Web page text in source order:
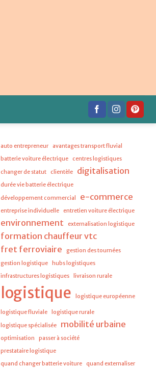
auto entrepreneur
avantages transport fluvial
batterie voiture électrique
centres logistiques
changer de statut
clientèle digitalisation
durée vie batterie électrique
développement commercial
e-commerce
entreprise individuelle entretien voiture électrique
environnement externalisation logistique
formation chauffeur vtc
fret ferroviaire
gestion des tournées
gestion logistique
hubs logistiques
infrastructures logistiques
livraison rurale
logistique logistique européenne
logistique fluviale
logistique rurale
logistique spécialisée
mobilité urbaine
optimisation
passer à société
prestataire logistique
quand changer batterie voiture
quand externaliser